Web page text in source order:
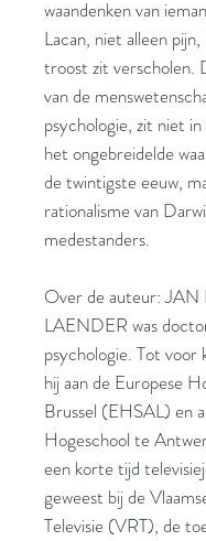
waandenken van
Lacan, niet alleen
troost zit verscholen.
van de
psychologie, zit niet
het ongebreidelde
de twintigste eeuw,
rationalisme van
medestanders.
Over de auteur: JAN
LAENDER was
psychologie. Tot
hij aan de Europese
Brussel (EHSAL) en
Hogeschool te
een korte tijd
geweest bij de
Televisie (VRT), de